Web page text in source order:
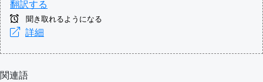
翻訳する
聞き取れるようになる
詳細
関連語